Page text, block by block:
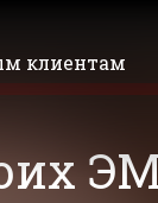
клиентам